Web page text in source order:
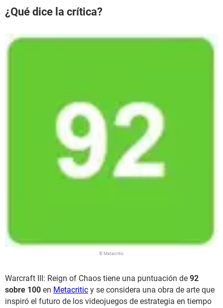
¿Qué dice la crítica?
© Metacritic
Warcraft III: Reign of Chaos tiene una puntuación de 92
sobre 100 en Metacritic y se considera una obra de arte que
inspiró el futuro de los videojuegos de estrategia en tiempo